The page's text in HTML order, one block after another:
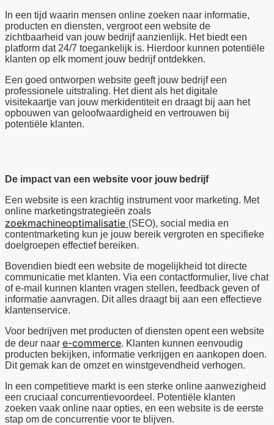
In een tijd waarin mensen online zoeken naar informatie,
producten en diensten, vergroot een website de
zichtbaarheid van jouw bedrijf aanzienlijk. Het biedt een
platform dat 24/7 toegankelijk is. Hierdoor kunnen potentiële
klanten op elk moment jouw bedrijf ontdekken.
Een goed ontworpen website geeft jouw bedrijf een
professionele uitstraling. Het dient als het digitale
visitekaartje van jouw merkidentiteit en draagt bij aan het
opbouwen van geloofwaardigheid en vertrouwen bij
potentiële klanten.
De impact van een website voor jouw bedrijf
Een website is een krachtig instrument voor marketing. Met
online marketingstrategieën zoals
zoekmachineoptimalisatie (SEO), social media en
contentmarketing kun je jouw bereik vergroten en specifieke
doelgroepen effectief bereiken.
Bovendien biedt een website de mogelijkheid tot directe
communicatie met klanten. Via een contactformulier, live chat
of e-mail kunnen klanten vragen stellen, feedback geven of
informatie aanvragen. Dit alles draagt bij aan een effectieve
klantenservice.
Voor bedrijven met producten of diensten opent een website
de deur naar e-commerce. Klanten kunnen eenvoudig
producten bekijken, informatie verkrijgen en aankopen doen.
Dit gemak kan de omzet en winstgevendheid verhogen.
In een competitieve markt is een sterke online aanwezigheid
een cruciaal concurrentievoordeel. Potentiële klanten
zoeken vaak online naar opties, en een website is de eerste
stap om de concurrentie voor te blijven.